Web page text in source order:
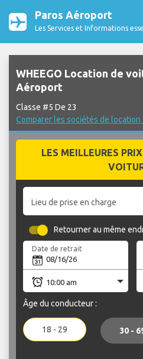
Paros Aéroport
Les Services et Informations
WHEEGO Location de
Aéroport
Classe #5 De 23
Comparer les sociétés de
LES MEILLEURES
Lieu de prise en charge
Retourner au même
Date de retrait
Âge du conducteur :
18 - 29 30 -